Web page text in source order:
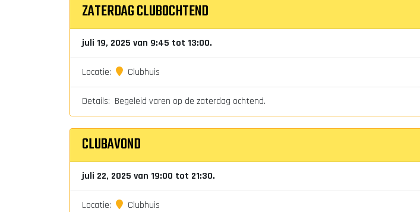
ZATERDAG CLUBOCHTEND
juli 19, 2025 van 9:45 tot 13:00.
Locatie: Clubhuis
Details: Begeleid varen op de zaterdag ochtend.
CLUBAVOND
juli 22, 2025 van 19:00 tot 21:30.
Locatie: Clubhuis